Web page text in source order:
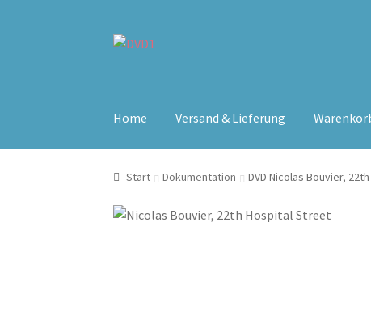
Zur
Zum
Home Versand & Lieferung
Start Dokumentation DVD Nicolas Bouvier,